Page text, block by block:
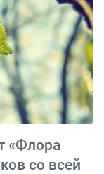
«Флора
со всей